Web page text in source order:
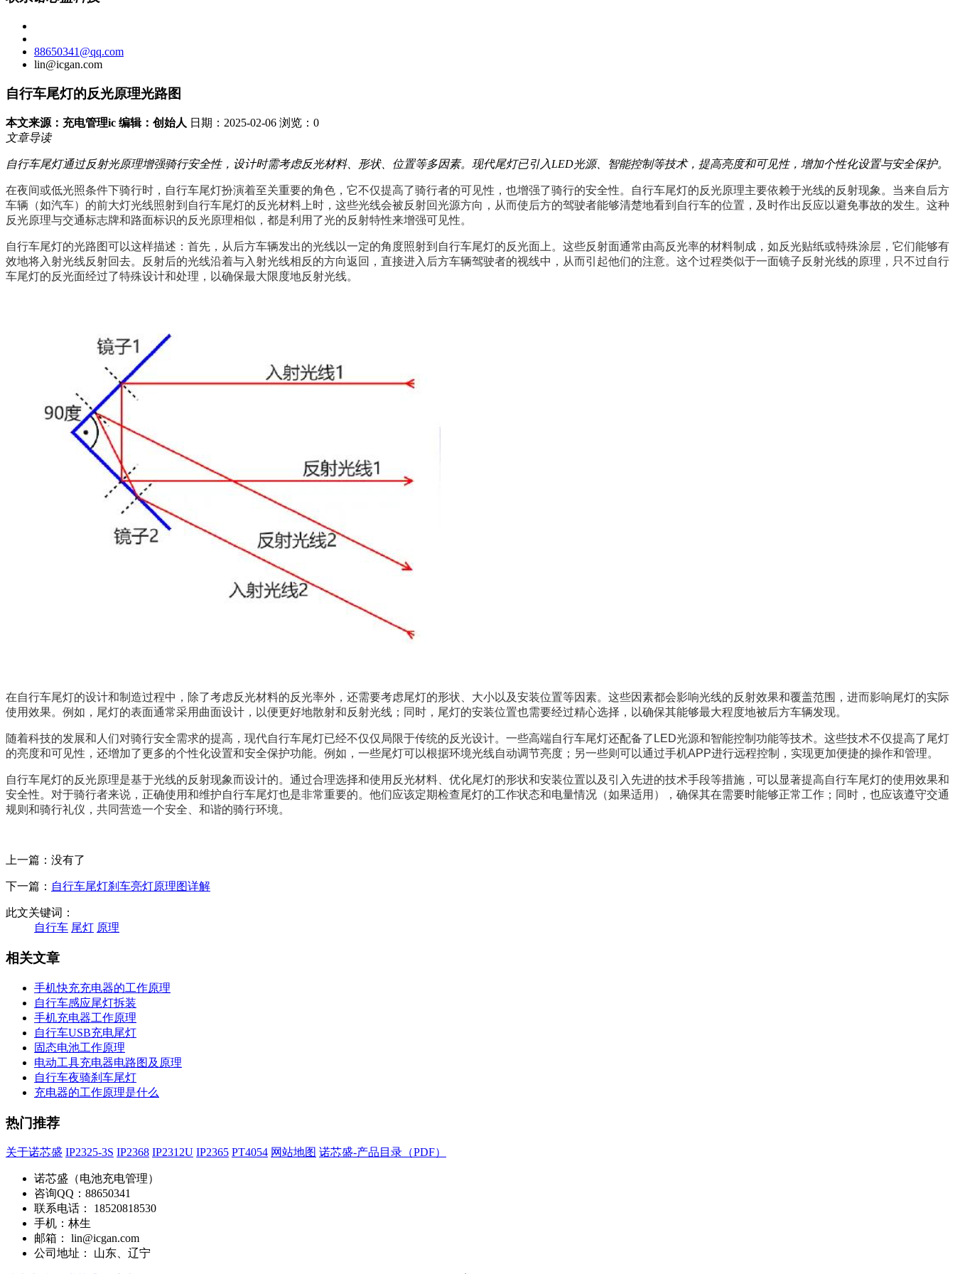
88650341@qq.com
lin@icgan.com
自行车尾灯的反光原理光路图
本文来源：充电管理ic 编辑：创始人 日期：2025-02-06 浏览： 0
文章导读
自行车尾灯通过反射光原理增强骑行安全性，设计时需考虑反光材料、形状、位置等多因素。现代尾灯已引入LED光源、智能控制等技术，提高亮度和可见性，增加个性化设置与安全保护。
在夜间或低光照条件下骑行时，自行车尾灯扮演着至关重要的角色，它不仅提高了骑行者的可见性，也增强了骑行的安全性。自行车尾灯的反光原理主要依赖于光线的反射现象。当来自后方
车辆（如汽车）的前大灯光线照射到自行车尾灯的反光材料上时，这些光线会被反射回光源方向，从而使后方的驾驶者能够清楚地看到自行车的位置，及时作出反应以避免事故的发生。这种
反光原理与交通标志牌和路面标识的反光原理相似，都是利用了光的反射特性来增强可见性。
自行车尾灯的光路图可以这样描述：首先，从后方车辆发出的光线以一定的角度照射到自行车尾灯的反光面上。这些反射面通常由高反光率的材料制成，如反光贴纸或特殊涂层，它们能够有
效地将入射光线反射回去。反射后的光线沿着与入射光线相反的方向返回，直接进入后方车辆驾驶者的视线中，从而引起他们的注意。这个过程类似于一面镜子反射光线的原理，只不过自行
车尾灯的反光面经过了特殊设计和处理，以确保最大限度地反射光线。
在自行车尾灯的设计和制造过程中，除了考虑反光材料的反光率外，还需要考虑尾灯的形状、大小以及安装位置等因素。这些因素都会影响光线的反射效果和覆盖范围，进而影响尾灯的实际
使用效果。例如，尾灯的表面通常采用曲面设计，以便更好地散射和反射光线；同时，尾灯的安装位置也需要经过精心选择，以确保其能够最大程度地被后方车辆发现。
随着科技的发展和人们对骑行安全需求的提高，现代自行车尾灯已经不仅仅局限于传统的反光设计。一些高端自行车尾灯还配备了LED光源和智能控制功能等技术。这些技术不仅提高了尾灯
的亮度和可见性，还增加了更多的个性化设置和安全保护功能。例如，一些尾灯可以根据环境光线自动调节亮度；另一些则可以通过手机APP进行远程控制，实现更加便捷的操作和管理。
自行车尾灯的反光原理是基于光线的反射现象而设计的。通过合理选择和使用反光材料、优化尾灯的形状和安装位置以及引入先进的技术手段等措施，可以显著提高自行车尾灯的使用效果和
安全性。对于骑行者来说，正确使用和维护自行车尾灯也是非常重要的。他们应该定期检查尾灯的工作状态和电量情况（如果适用），确保其在需要时能够正常工作；同时，也应该遵守交通
规则和骑行礼仪，共同营造一个安全、和谐的骑行环境。
上一篇：没有了
下一篇： 自行车尾灯刹车亮灯原理图详解
此文关键词：
自行车 尾灯 原理
相关文章
手机快充充电器的工作原理
自行车感应尾灯拆装
手机充电器工作原理
自行车USB充电尾灯
固态电池工作原理
电动工具充电器电路图及原理
自行车夜骑刹车尾灯
充电器的工作原理是什么
热门推荐
关于诺芯盛 IP2325-3S IP2368 IP2312U IP2365 PT4054 网站地图 诺芯盛-产品目录（PDF）
诺芯盛（电池充电管理）
咨询QQ：88650341
联系电话： 18520818530
手机：林生
邮箱： lin@icgan.com
公司地址： 山东、辽宁